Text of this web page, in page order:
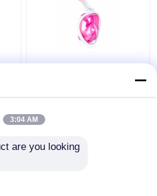
La prise d'air de
plongée à l'air de PC de
Freediving liquide
3:04 AM
are you looking